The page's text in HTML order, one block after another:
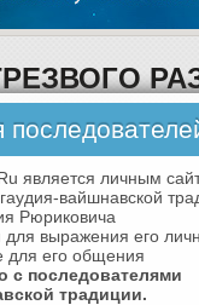
является личным
вайшнавской
Рюриковича
для выражения его
для его общения
с последователями
традиции.